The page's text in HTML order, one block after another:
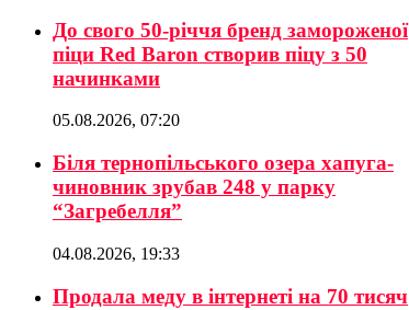
До свого 50-річчя бренд замороженої
піци Red Baron створив піцу з 50
начинками
05.08.2026, 07:20
Біля тернопільського озера хапуга-
чиновник зрубав 248 у парку
“Загребелля”
04.08.2026, 19:33
Продала меду в інтернеті на 70 тисяч